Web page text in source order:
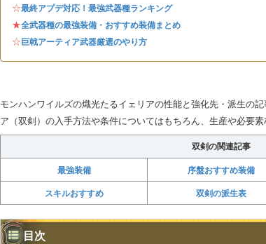
☆最終アプデ対応！最強武器種ランキング
★全武器種の最強装備・おすすめ装備まとめ
☆巨戟アーティア武器厳選のやり方
モンハンワイルズの熾光たるイェリアの性能と強化先・派生の
ア（双剣）の入手方法や条件についてはもちろん、生産や必要
双剣の関連記事
最強装備
序盤おすすめ装備
スキルおすすめ
双剣の派生表
目次